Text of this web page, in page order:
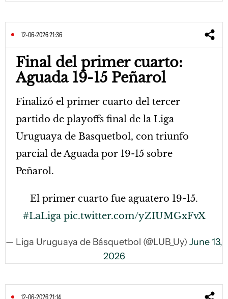
12-06-2026 21:36
Final del primer cuarto:
Aguada 19-15 Peñarol
Finalizó el primer cuarto del tercer
partido de playoffs final de la Liga
Uruguaya de Basquetbol, con triunfo
parcial de Aguada por 19-15 sobre
Peñarol.
El primer cuarto fue aguatero 19-15.
#LaLiga pic.twitter.com/yZIUMGxFvX
— Liga Uruguaya de Básquetbol (@LUB_Uy) June 13,
2026
12-06-2026 21:14